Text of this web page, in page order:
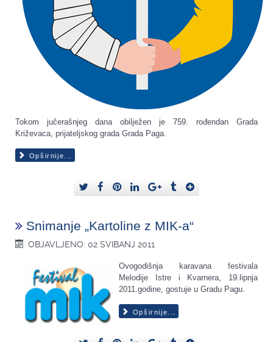
Tokom jučerašnjeg dana obilježen je 759. rođendan Grada
Križevaca, prijateljskog grada Grada Paga.
Opširnije...
Snimanje „Kartoline z MIK-a“
OBJAVLJENO: 02 SVIBANJ 2011
Ovogodišnja karavana festivala
Melodije Istre i Kvarnera, 19.lipnja
2011.godine, gostuje u Gradu Pagu.
Opširnije...